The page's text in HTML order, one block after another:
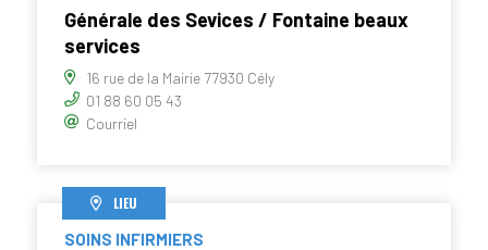
Générale des Sevices / Fontaine beaux
services
16 rue de la Mairie 77930 Cély
01 88 60 05 43
Courriel
LIEU
SOINS INFIRMIERS